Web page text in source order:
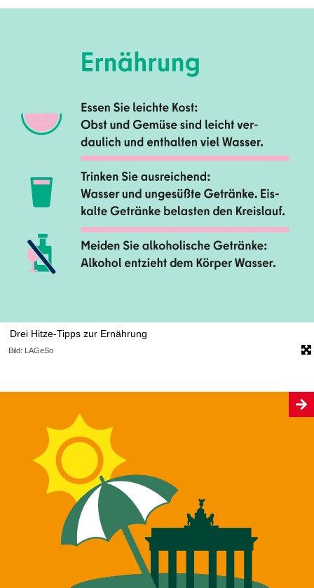
Drei Hitze-Tipps zur Ernährung
Bild: LAGeSo